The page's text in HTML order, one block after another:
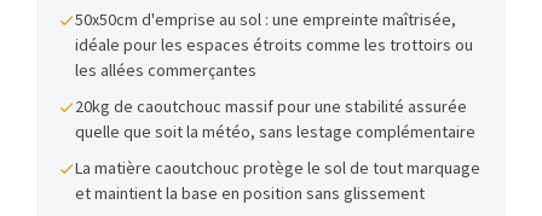
50x50cm d'emprise au sol : une empreinte maîtrisée,
idéale pour les espaces étroits comme les trottoirs ou
les allées commerçantes
20kg de caoutchouc massif pour une stabilité assurée
quelle que soit la météo, sans lestage complémentaire
La matière caoutchouc protège le sol de tout marquage
et maintient la base en position sans glissement